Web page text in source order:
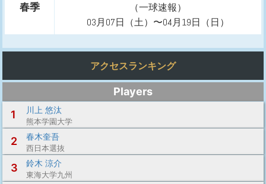
春季
（一球速報）
03月07日（土）〜04月19日（日）
アクセスランキング
Players
1
川上 悠汰
熊本学園大学
2 春木奎吾
西日本選抜
3 鈴木 涼介
東海大学九州